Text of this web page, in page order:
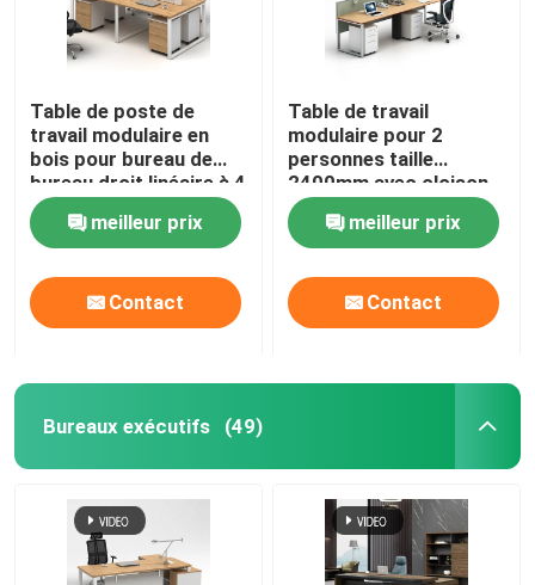
Table de poste de
travail modulaire en
bois pour bureau de
bureau droit linéaire à 4
voies
meilleur prix
Contact
Table de travail
modulaire pour 2
personnes taille
2400mm avec cloison
en tissu
meilleur prix
Contact
Bureaux exécutifs (49)